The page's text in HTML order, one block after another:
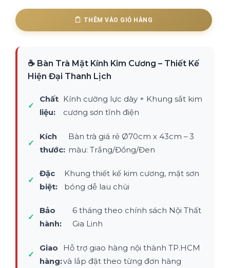
Thanh
Lịch
quantity
THÊM VÀO GIỎ HÀNG
☕ Bàn Trà Mặt Kính Kim Cương – Thiết Kế
Hiện Đại Thanh Lịch
✓
Chất
liệu:
Kính cường lực dày + Khung sắt kim
cương sơn tĩnh điện
✓
Kích
thước:
Bàn trà giá rẻ Ø70cm x 43cm – 3
màu: Trắng/Đồng/Đen
✓
Đặc
biệt:
Khung thiết kế kim cương, mặt sơn
bóng dễ lau chùi
✓
Bảo
hành:
6 tháng theo chính sách Nội Thất
Gia Linh
✓
Giao
hàng:
Hỗ trợ giao hàng nội thành TP.HCM
và lắp đặt theo từng đơn hàng